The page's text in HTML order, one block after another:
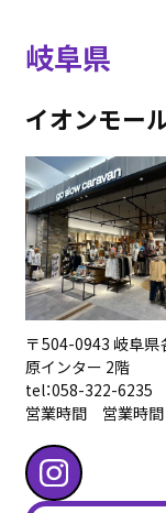
岐阜県
イオンモー
〒504-0943 岐阜
原インター 2階
tel：058-322-6235
営業時間 営業時